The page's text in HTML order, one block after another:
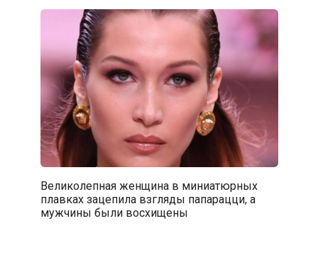
Великолепная женщина в миниатюрных
плавках зацепила взгляды папарацци, а
мужчины были восхищены